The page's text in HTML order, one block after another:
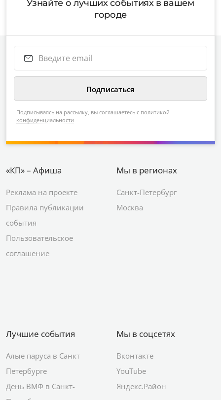
Узнайте о лучших событиях в вашем
городе
Подписываясь на рассылку, вы соглашаетесь с политикой
конфиденциальности
«КП» – Афиша
Реклама на проекте
Правила публикации
события
Пользовательское
соглашение
Мы в регионах
Санкт-Петербург
Москва
Лучшие события
Алые паруса в Санкт
Петербурге
День ВМФ в Санкт-
Мы в соцсетях
Вконтакте
YouTube
Яндекс.Район